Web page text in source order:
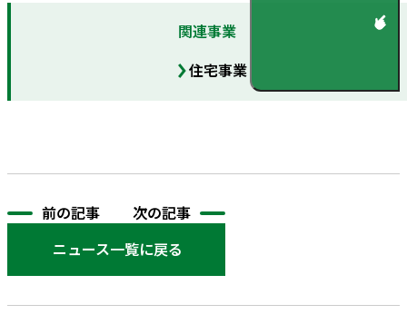
関連事業
住宅事業
前の記事
ニュース一覧に戻る
次の記事